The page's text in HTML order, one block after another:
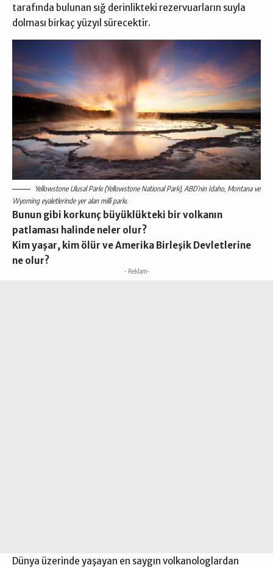
tarafında bulunan sığ derinlikteki rezervuarların suyla
dolması birkaç yüzyıl sürecektir.
Yellowstone Ulusal Parkı (Yellowstone National Park), ABD’nin Idaho, Montana ve
Wyoming eyaletlerinde yer alan millî parkı.
Bunun gibi korkunç büyüklükteki bir volkanın
patlaması halinde neler olur?
Kim yaşar, kim ölür ve Amerika Birleşik Devletlerine
ne olur?
- Reklam-
Dünya üzerinde yaşayan en saygın volkanologlardan